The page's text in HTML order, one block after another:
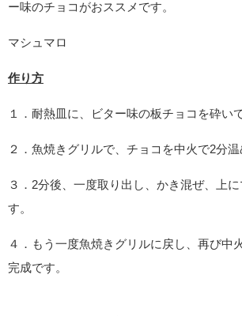
ー味のチョコがおススメです。
マシュマロ
作り方
１．耐熱皿に、ビター味の板チョコを砕い
２．魚焼きグリルで、チョコを中火で2分温
３．2分後、一度取り出し、かき混ぜ、上
す。
４．もう一度魚焼きグリルに戻し、再び中
完成です。